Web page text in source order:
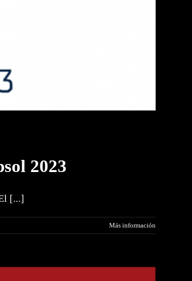
2023
[...]
Más información